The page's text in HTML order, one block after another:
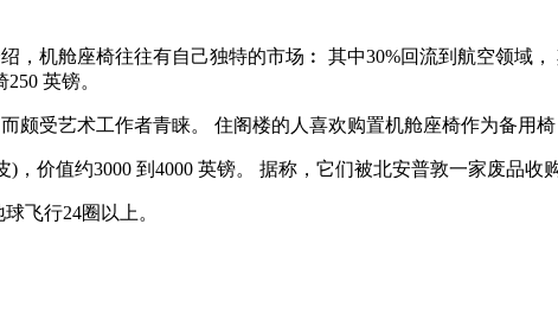
机舱座椅往往有自己独特的市场︰ 其中30%回流到航空领域
英镑。
受艺术工作者青睐。 住阁楼的人喜欢购置机舱座椅作为备用椅
值约3000 到4000 英镑。 据称，它们被北安普敦一家废品收
飞行24圈以上。